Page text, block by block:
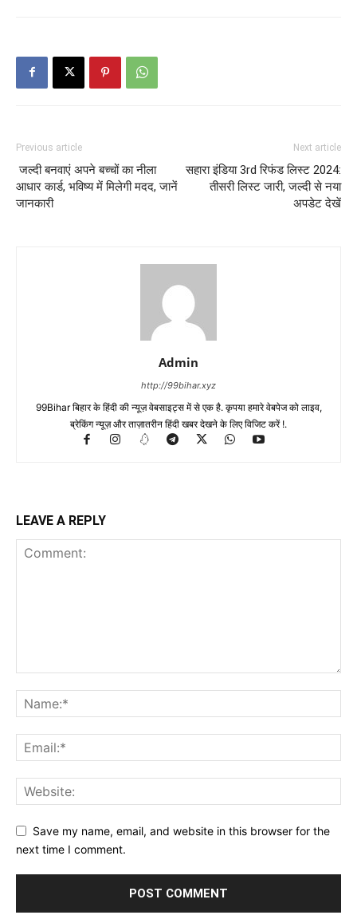
Previous article
जल्दी बनवाएं अपने बच्चों का नीला
आधार कार्ड, भविष्य में मिलेगी मदद, जानें
जानकारी
Next article
सहारा इंडिया 3rd रिफंड लिस्ट 2024:
तीसरी लिस्ट जारी, जल्दी से नया
अपडेट देखें
Admin
http://99bihar.xyz
99Bihar बिहार के हिंदी की न्यूज़ वेबसाइट्स में से एक है. कृपया हमारे वेबपेज को लाइव,
ब्रेकिंग न्यूज़ और ताज़ातरीन हिंदी खबर देखने के लिए विजिट करें !.
LEAVE A REPLY
Save my name, email, and website in this browser for the
next time I comment.